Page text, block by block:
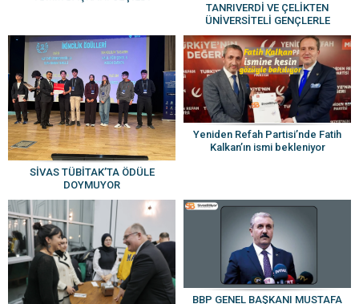
TANRIVERDİ VE ÇELİKTEN
ÜNİVERSİTELİ GENÇLERLE
BULUŞTU
SİVAS TÜBİTAK’TA ÖDÜLE
DOYMUYOR
Yeniden Refah Partisi’nde Fatih
Kalkan’ın ismi bekleniyor
BBP GENEL BAŞKANI MUSTAFA